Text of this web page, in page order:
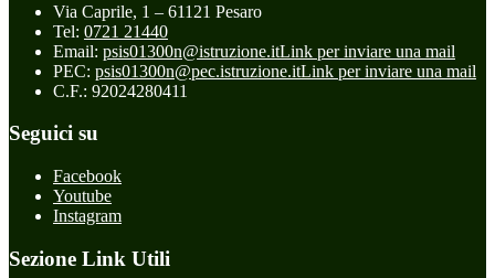
Via Caprile, 1 – 61121 Pesaro
Tel: 0721 21440
Email: psis01300n@istruzione.itLink per inviare una mail
PEC: psis01300n@pec.istruzione.itLink per inviare una mail
C.F.: 92024280411
Seguici su
Facebook
Youtube
Instagram
Sezione Link Utili